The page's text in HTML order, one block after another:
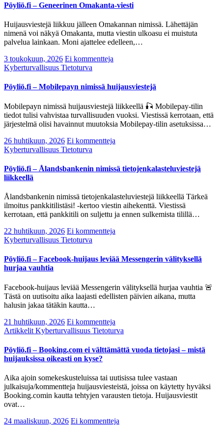
Pöyliö.fi – Geneerinen Omakanta-viesti
Huijausviestejä liikkuu jälleen Omakannan nimissä. Lähettäjän
nimenä voi näkyä Omakanta, mutta viestin ulkoasu ei muistuta
palvelua lainkaan. Moni ajattelee edelleen,…
3 toukokuun, 2026 Ei kommentteja
Kyberturvallisuus Tietoturva
Pöyliö.fi – Mobilepayn nimissä huijausviestejä
Mobilepayn nimissä huijausviestejä liikkeellä 🎣 Mobilepay-tilin
tiedot tulisi vahvistaa turvallisuuden vuoksi. Viestissä kerrotaan, että
järjestelmä olisi havainnut muutoksia Mobilepay-tilin asetuksissa…
26 huhtikuun, 2026 Ei kommentteja
Kyberturvallisuus Tietoturva
Pöyliö.fi – Ålandsbankenin nimissä tietojenkalasteluviestejä
liikkeellä
Ålandsbankenin nimissä tietojenkalasteluviestejä liikkeellä Tärkeä
ilmoitus pankkitilistäsi! -kertoo viestin aihekenttä. Viestissä
kerrotaan, että pankkitili on suljettu ja ennen sulkemista tilillä…
22 huhtikuun, 2026 Ei kommentteja
Kyberturvallisuus Tietoturva
Pöyliö.fi – Facebook-huijaus leviää Messengerin välityksellä
hurjaa vauhtia
Facebook-huijaus leviää Messengerin välityksellä hurjaa vauhtia 🚨
Tästä on uutisoitu aika laajasti edellisten päivien aikana, mutta
halusin jakaa tätäkin kautta…
21 huhtikuun, 2026 Ei kommentteja
Artikkelit Kyberturvallisuus Tietoturva
Pöyliö.fi – Booking.com ei välttämättä vuoda tietojasi – mistä
huijauksissa oikeasti on kyse?
Aika ajoin somekeskusteluissa tai uutisissa tulee vastaan
julkaisuja/kommentteja huijausviesteistä, joissa on käytetty hyväksi
Booking.comin kautta tehtyjen varausten tietoja. Huijausviestit
ovat…
24 maaliskuun, 2026 Ei kommentteja